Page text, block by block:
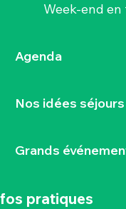
Week-end
Agenda
Nos idées séjours
Grands
pratiques
sur-Maine
Maison d'Eugénie
à Clisson
(suite familliale)
sur-Maine
pour
?